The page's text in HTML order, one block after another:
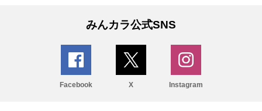
みんカラ公式SNS
Facebook X Instagram